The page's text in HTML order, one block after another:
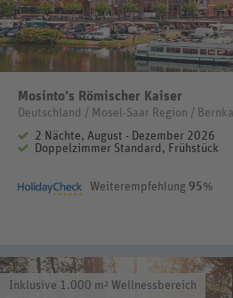
Mosinto's Römischer Kaiser
Deutschland / Mosel-Saar Region /
2 Nächte, August - Dezember 2026
Doppelzimmer Standard, Frühstück
Weiterempfehlung 95%
Inklusive 1.000 m² Wellnessbereich